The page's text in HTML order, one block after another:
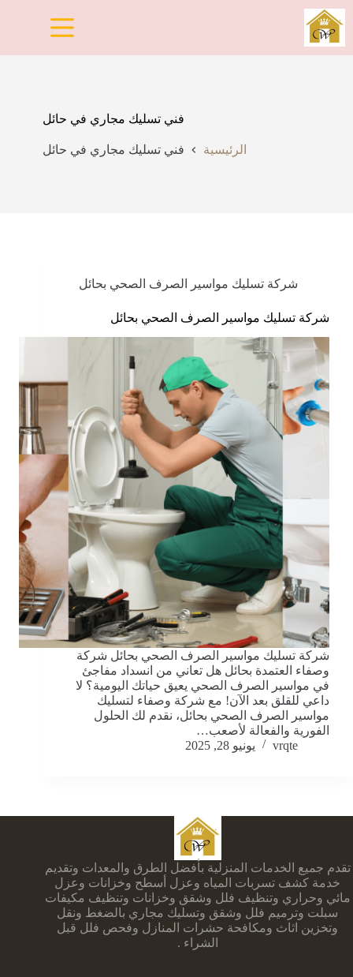
التجاوز
إلى
المحتوى
فني تسليك مجاري في حائل
الرئيسية فني تسليك مجاري في حائل
شركة تسليك مواسير الصرف الصحي بحائل
شركة تسليك مواسير الصرف الصحي بحائل
شركة تسليك مواسير الصرف الصحي بحائل شركة
وصفاء العتمدة بحائل هل تعاني من انسداد مفاجئ
في مواسير الصرف الصحي يعيق حياتك اليومية؟ لا
داعي للقلق بعد الآن! مع شركة وصفاء لتسليك
مواسير الصرف الصحي بحائل، نقدم لك الحلول
الفورية والفعالة لأصعب…
vrqte
يونيو 28, 2025
تقدم جميع الخدمات المنزلية بأفضل الطرق والمعدات وتقديم
خدمة كشف تسربات المياه وعزل أسطح وخزانات وعزل
مائي وحراري وتنظيف فلل وشقق وخزانات وتنظيف مكيفات
سبلت وترميم فلل وشقق وتسليك مجاري بالضغط ونقل
وتخزين اثاث ومكافحة حشرات المنازل وفحص فلل قبل
الشراء .